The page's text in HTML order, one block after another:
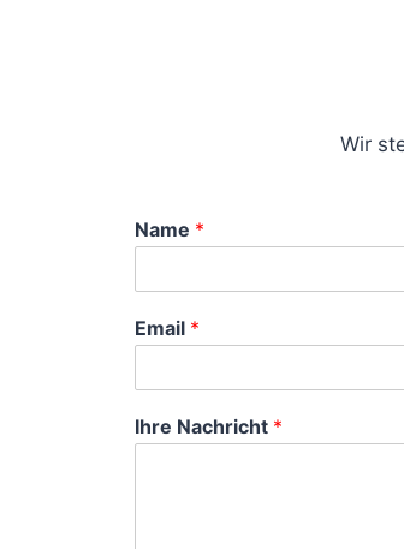
Wir
Name *
Email *
Ihre Nachricht *